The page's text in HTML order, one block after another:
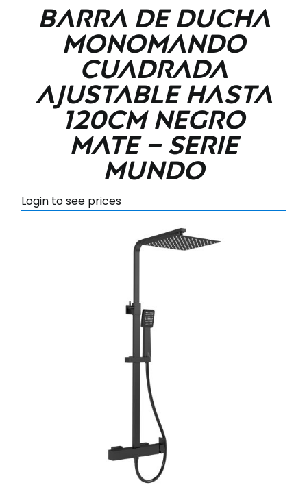
Barra de ducha
monomando
cuadrada
ajustable hasta
120CM negro
mate – Serie
Mundo
Login to see prices